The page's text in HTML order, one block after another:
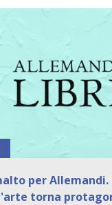
per Allemandi.
torna